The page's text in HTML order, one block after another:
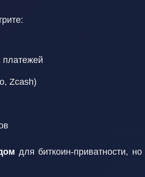
платежей
Zcash)
для биткоин-приватности, но